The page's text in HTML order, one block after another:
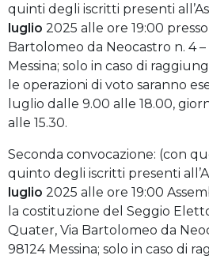
quinti degli iscritti presenti
luglio 2025 alle ore 19:00
Bartolomeo da Neocastro n. 4 –
Messina; solo in caso di
le operazioni di voto saranno
luglio dalle 9.00 alle 18.00,
alle 15.30.
Seconda convocazione: (con
quinto degli iscritti presenti
luglio 2025 alle ore 19:00
la costituzione del Seggio
Quater, Via Bartolomeo da
98124 Messina; solo in caso di